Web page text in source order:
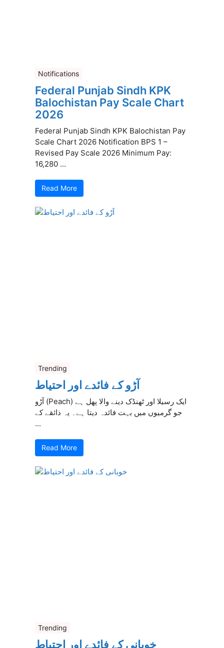
Notifications
Federal Punjab Sindh KPK
Balochistan Pay Scale Chart
2026
Federal Punjab Sindh KPK Balochistan Pay
Scale Chart 2026 Notification BPS 1 –
Revised Pay Scale 2026 Minimum Pay:
16,280 ...
Read More
Trending
آڑو کے فائدے اور احتیاط
آڑو (Peach) ایک رسیلا اور ٹھنڈک دینے والا پھل ہے
جو گرمیوں میں بہت فائدہ دیتا ہے۔ یہ ذائقے کے
...
Read More
Trending
خوبانی کے فائدے اور احتیاط